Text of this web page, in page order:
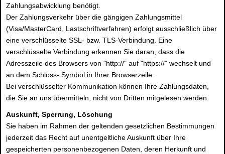
Zahlungsabwicklung benötigt.
Der Zahlungsverkehr über die gängigen Zahlungsmittel
(Visa/MasterCard, Lastschriftverfahren) erfolgt ausschließlich über
eine verschlüsselte SSL- bzw. TLS-Verbindung. Eine
verschlüsselte Verbindung erkennen Sie daran, dass die
Adresszeile des Browsers von "http://" auf "https://" wechselt und
an dem Schloss- Symbol in Ihrer Browserzeile.
Bei verschlüsselter Kommunikation können Ihre Zahlungsdaten,
die Sie an uns übermitteln, nicht von Dritten mitgelesen werden.
Auskunft, Sperrung, Löschung
Sie haben im Rahmen der geltenden gesetzlichen Bestimmungen
jederzeit das Recht auf unentgeltliche Auskunft über Ihre
gespeicherten personenbezogenen Daten, deren Herkunft und